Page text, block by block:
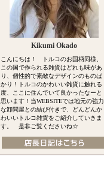
Kikumi Okado
こんにちは！ トルコのお国柄同様、
この国で作られる雑貨はどれも味があ
り、個性的で素敵なデザインのものば
かり！トルコのかわいい雑貨に触れる
度、ここに住んでいて良かったなーと
思います！当WEBSITEでは地元の強力
な卸問屋との結び付きで、どんどんか
わいいトルコ雑貨をご紹介していきま
す。 是非ご覧くださいね☆